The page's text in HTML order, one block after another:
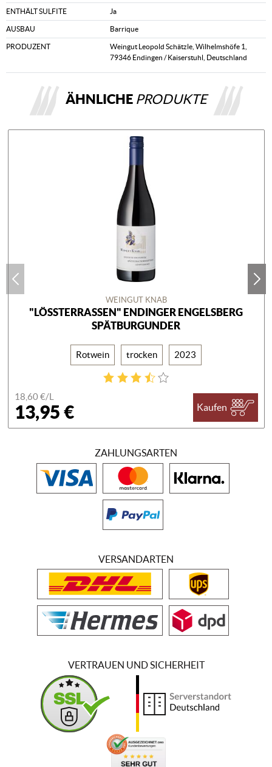
ENTHÄLT SULFITE Ja
AUSBAU Barrique
PRODUZENT
Weingut Leopold Schätzle, Wilhelmshöfe 1,
79346 Endingen / Kaiserstuhl, Deutschland
ÄHNLICHE PRODUKTE
WEINGUT KNAB
"LÖSSTERRASSEN" ENDINGER ENGELSBERG
SPÄTBURGUNDER
Rotwein trocken 2023
18,60 €/L
13,95 € Kaufen
ZAHLUNGSARTEN
VERSANDARTEN
VERTRAUEN UND SICHERHEIT